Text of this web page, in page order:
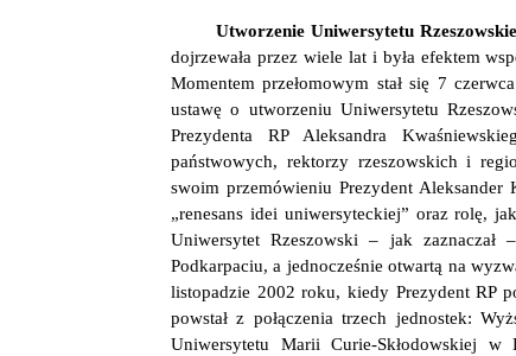
Utworzenie Uniwersytetu
dojrzewała przez wiele lat i była efektem
Momentem przełomowym stał się 7
ustawę o utworzeniu Uniwersytetu
Prezydenta RP Aleksandra
państwowych, rektorzy rzeszowskich i
swoim przemówieniu Prezydent Aleksander
„renesans idei uniwersyteckiej” oraz rolę,
Uniwersytet Rzeszowski – jak zaznaczał
Podkarpaciu, a jednocześnie otwartą na
listopadzie 2002 roku, kiedy Prezydent RP
powstał z połączenia trzech jednostek:
Uniwersytetu Marii Curie-Skłodowskiej